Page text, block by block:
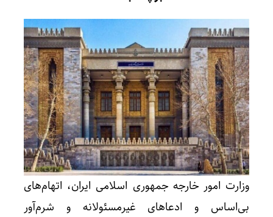
وزارت امور خارجه جمهوری اسلامی ایران، اتهام‌های
بی‌اساس و ادعاهای غیرمسئولانه و شرم‌آور